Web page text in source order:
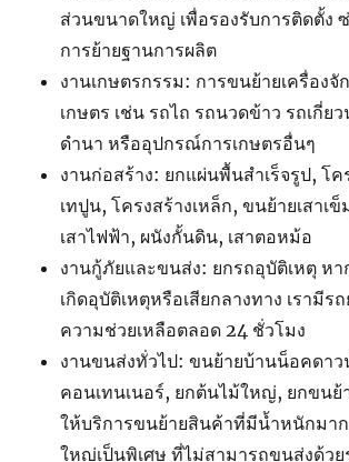
ส่วนขนาดใหญ่ เพื่อรองรับการติดตั้ง
การย้ายฐานการผลิต
งานเกษตรกรรม: การขนย้ายเครื่องจั
เกษตร เช่น รถไถ รถนวดข้าว รถเกี่ย
ดำนา หรืออุปกรณ์การเกษตรอื่นๆ
งานก่อสร้าง: ยกแผ่นพื้นสำเร็จรูป, โค
เทปูน, โครงสร้างเหล็ก, ขนย้ายเสาเ
เสาไฟฟ้า, ผนังกั้นดิน, เสาตอหม้อ
งานกู้ภัยและขนส่ง: ยกรถอุบัติเหตุ ห
เกิดอุบัติเหตุหรือเสียกลางทาง เรามี
ความช่วยเหลือตลอด 24 ชั่วโมง
งานขนส่งทั่วไป: ขนย้ายบ้านน็อคดา
คอนเทนเนอร์, ยกต้นไม้ใหญ่, ยกขนย้
ให้บริการขนย้ายสินค้าที่มีน้ำหนักมา
ใหญ่เป็นพิเศษ ที่ไม่สามารถขนส่งด้ว